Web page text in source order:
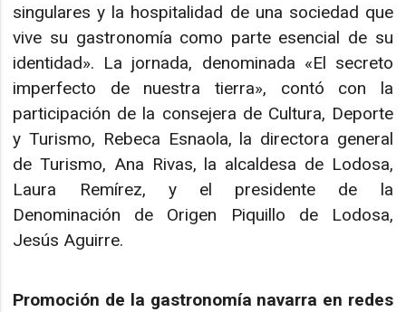
singulares y la hospitalidad de una sociedad que
vive su gastronomía como parte esencial de su
identidad». La jornada, denominada «El secreto
imperfecto de nuestra tierra», contó con la
participación de la consejera de Cultura, Deporte
y Turismo, Rebeca Esnaola, la directora general
de Turismo, Ana Rivas, la alcaldesa de Lodosa,
Laura Remírez, y el presidente de la
Denominación de Origen Piquillo de Lodosa,
Jesús Aguirre.
Promoción de la gastronomía navarra en redes